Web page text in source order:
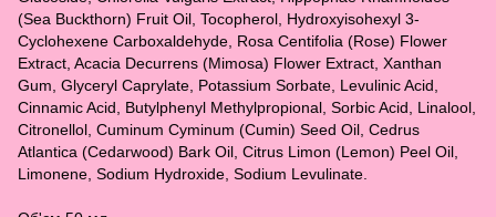
(Sea Buckthorn) Fruit Oil, Tocopherol, Hydroxyisohexyl 3-
Cyclohexene Carboxaldehyde, Rosa Centifolia (Rose) Flower
Extract, Acacia Decurrens (Mimosa) Flower Extract, Xanthan
Gum, Glyceryl Caprylate, Potassium Sorbate, Levulinic Acid,
Cinnamic Acid, Butylphenyl Methylpropional, Sorbic Acid, Linalool,
Citronellol, Cuminum Cyminum (Cumin) Seed Oil, Cedrus
Atlantica (Cedarwood) Bark Oil, Citrus Limon (Lemon) Peel Oil,
Limonene, Sodium Hydroxide, Sodium Levulinate.